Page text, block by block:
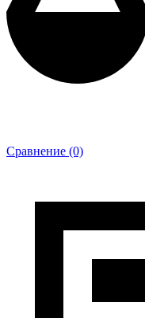
Сравнение (0)